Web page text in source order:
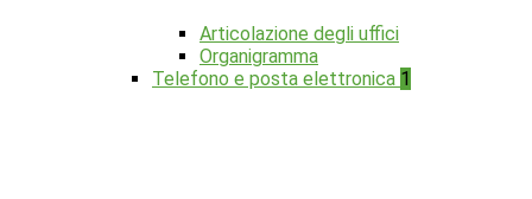
Articolazione degli uffici
Organigramma
Telefono e posta elettronica 1